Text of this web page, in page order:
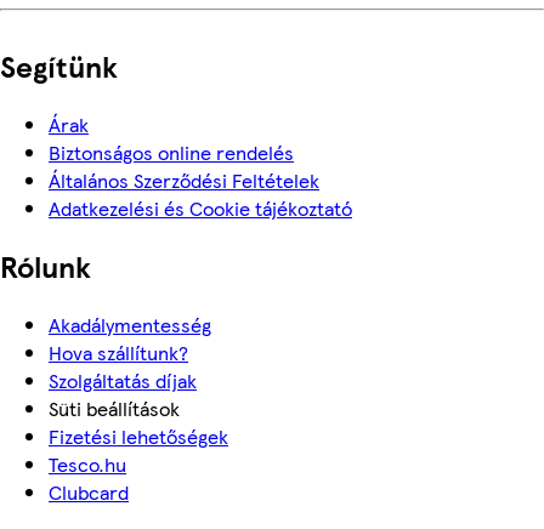
Segítünk
Árak
Biztonságos online rendelés
Általános Szerződési Feltételek
Adatkezelési és Cookie tájékoztató
Rólunk
Akadálymentesség
Hova szállítunk?
Szolgáltatás díjak
Süti beállítások
Fizetési lehetőségek
Tesco.hu
Clubcard